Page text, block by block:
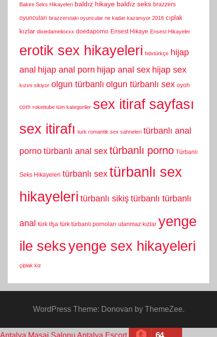
Bakire Seks Hikayeleri baldız hikaye baldız seks brazzers
oyunculari brazzerstaki oyuncular ne kadar kazanıyor 2018 cıplak
kızlar dixiedamelioxxx doedaporno Ensest Hikaye Ensest Hikayeler
erotik sex hikayeleri hdxtürkçe hijap
anal hijap anal porn hijap anal sex hijap sex
kızını sikiyor olgun türbanlı olgun türbanlı sex oyoh
com rokettube tüm kategoriler sex itiraf sayfası
sex itirafı turk romantik sex sahneleri türbanlı anal
porno türbanlı anal sex türbanlı porno Türbanlı
Seks Hikayeleri türbanlı sex türbanlı sex
hikayeleri türbanlı sikiş türbanlı türbanlı
anal türk ifşa türk türbanlı pornoları utanmaz kızlar yenge
ile seksyenge sex hikayeleri
çiplak kiz
WordPress Theme: Donovan by ThemeZee.
Antalya Masaj Salonu Antalya Escort